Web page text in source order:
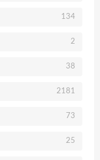
134
2
38
2181
73
25